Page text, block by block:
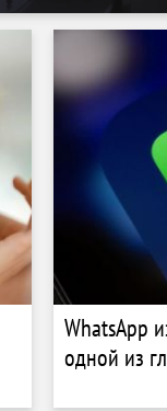
WhatsApp
одной из